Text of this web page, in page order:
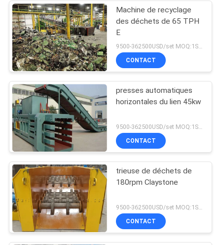
Machine de recyclage
des déchets de 65 TPH
E
9500-362500USD/set MOQ:1SET
CONTACT
presses automatiques
horizontales du lien 45kw
CONTACT
trieuse de déchets de
180rpm Claystone
CONTACT